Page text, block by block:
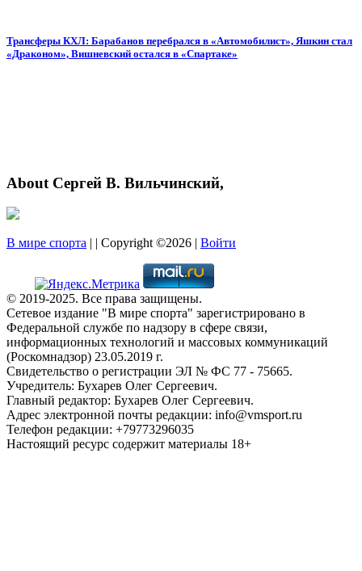
Трансферы КХЛ: Барабанов перебрался в «Автомобилист», Яшкин стал
«Драконом», Вишневский остался в «Спартаке»
About Сергей В. Вильчинский,
В мире спорта | | Copyright ©2026 | Войти
© 2019-2025. Все права защищены.
Сетевое издание "В мире спорта" зарегистрировано в
Федеральной службе по надзору в сфере связи,
информационных технологий и массовых коммуникаций
(Роскомнадзор) 23.05.2019 г.
Свидетельство о регистрации ЭЛ № ФС 77 - 75665.
Учредитель: Бухарев Олег Сергеевич.
Главный редактор: Бухарев Олег Сергеевич.
Адрес электронной почты редакции: info@vmsport.ru
Телефон редакции: +79773296035
Настоящий ресурс содержит материалы 18+